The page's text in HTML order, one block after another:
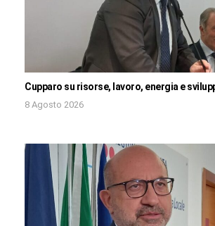
Cupparo su risorse, lavoro, energia e
8 Agosto 2026